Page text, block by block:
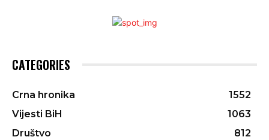
CATEGORIES
Crna hronika
1552
Vijesti BiH
1063
Društvo
812